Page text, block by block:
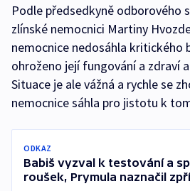
Podle předsedkyně odborového
zlínské nemocnici Martiny
nemocnice nedosáhla kritického
ohroženo její fungování a zdraví
Situace je ale vážná a rychle se
nemocnice sáhla pro jistotu k
ODKAZ
Babiš vyzval k testování a
roušek, Prymula naznačil